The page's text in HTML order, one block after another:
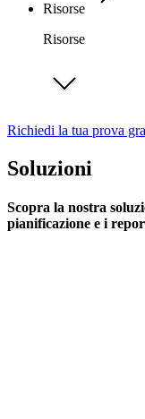
Risorse
Risorse
Richiedi la tua prova
Soluzioni
Scopra la nostra
pianificazione e i